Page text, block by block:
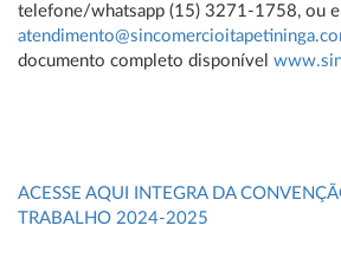
telefone/whatsapp (15) 3271-1758, ou
documento completo disponível
ACESSE AQUI INTEGRA DA
TRABALHO 2024-2025